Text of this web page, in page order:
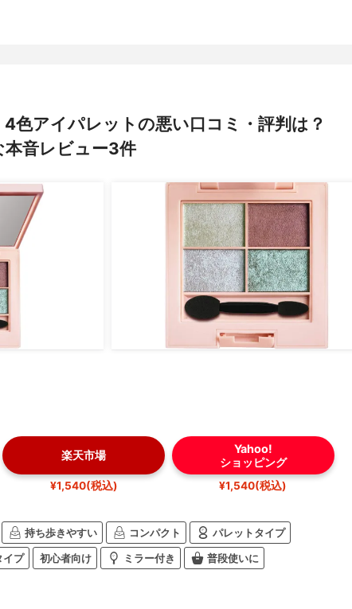
色アイパレットの悪い口コミ・評判は？
音レビュー3件
楽天市場
¥1,540(税込)
Yahoo!
ショッピング
¥1,540(税込)
持ち歩きやすい コンパクト パレットタイプ
イプ 初心者向け ミラー付き 普段使いに